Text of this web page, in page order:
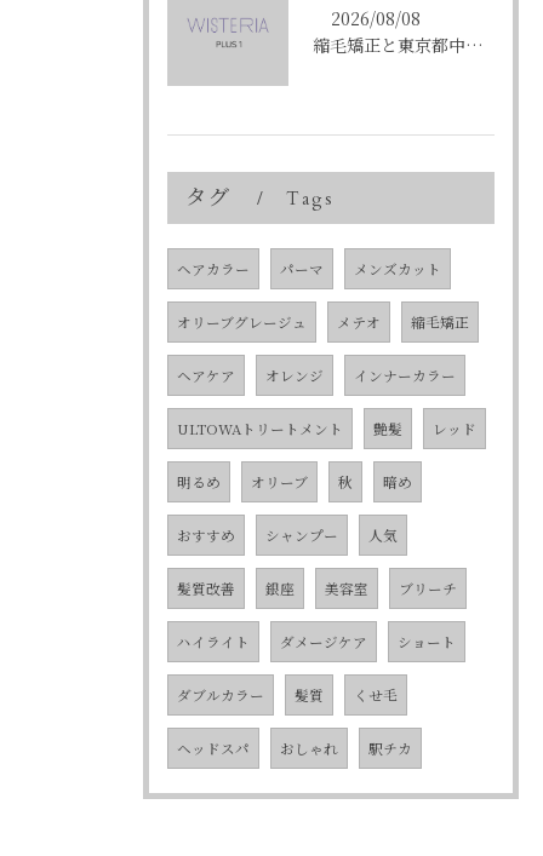
2026/08/08
縮毛矯正と東京都中央区銀座で叶える髪質改善のポイントと理想の仕上がりを徹底解説
タグ Tags
ヘアカラー パーマ メンズカット
オリーブグレージュ メテオ 縮毛矯正
ヘアケア オレンジ インナーカラー
ULTOWAトリートメント 艶髪 レッド
明るめ オリーブ 秋 暗め
おすすめ シャンプー 人気
髪質改善 銀座 美容室 ブリーチ
ハイライト ダメージケア ショート
ダブルカラー 髪質 くせ毛
ヘッドスパ おしゃれ 駅チカ